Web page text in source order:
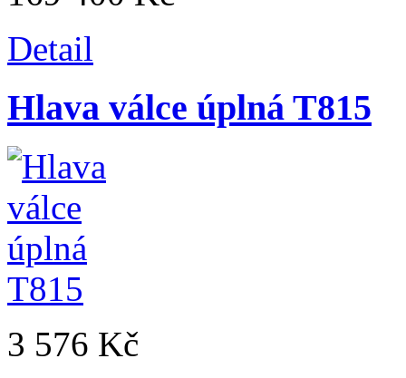
Detail
Hlava válce úplná T815
3 576 Kč